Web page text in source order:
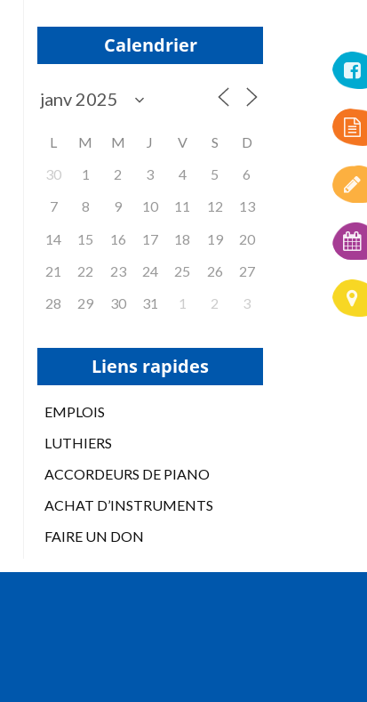
Calendrier
L M M J V S
D
30
1 2 3 4 5
6
7
8 9 10 11 12
13
14
15 16 17 18 19
20
21
22 23 24 25 26
27
28
29 30 31 1 2 3
Liens rapides
EMPLOIS
LUTHIERS
ACCORDEURS DE PIANO
ACHAT D’INSTRUMENTS
FAIRE UN DON